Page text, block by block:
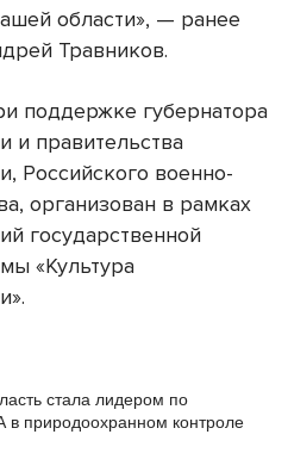
области», — ранее
Травников.
поддержке губернатора
и правительства
Российского военно-
организован в рамках
государственной
«Культура
стала лидером по
природоохранном контроле